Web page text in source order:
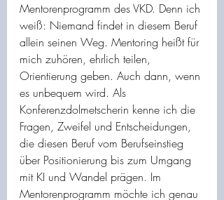
Mentorenprogramm des VKD. Denn ich
weiß: Niemand findet in diesem Beruf
allein seinen Weg. Mentoring heißt für
mich zuhören, ehrlich teilen,
Orientierung geben. Auch dann, wenn
es unbequem wird. Als
Konferenzdolmetscherin kenne ich die
Fragen, Zweifel und Entscheidungen,
die diesen Beruf vom Berufseinstieg
über Positionierung bis zum Umgang
mit KI und Wandel prägen. Im
Mentorenprogramm möchte ich genau